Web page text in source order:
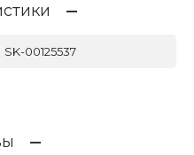
SK-00125537